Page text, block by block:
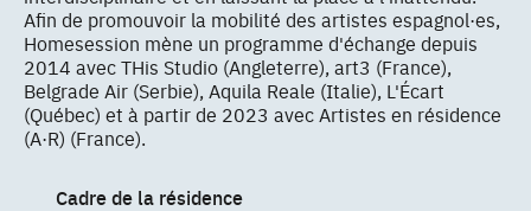
Afin de promouvoir la mobilité des artistes espagnol·es,
Homesession mène un programme d'échange depuis
2014 avec THis Studio (Angleterre), art3 (France),
Belgrade Air (Serbie), Aquila Reale (Italie), L'Écart
(Québec) et à partir de 2023 avec Artistes en résidence
(A·R) (France).
Cadre de la résidence